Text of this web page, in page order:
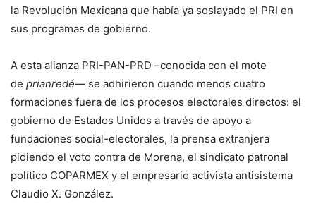
la Revolución Mexicana que había ya soslayado el PRI en
sus programas de gobierno.
A esta alianza PRI-PAN-PRD –conocida con el mote
de prianredé— se adhirieron cuando menos cuatro
formaciones fuera de los procesos electorales directos: el
gobierno de Estados Unidos a través de apoyo a
fundaciones social-electorales, la prensa extranjera
pidiendo el voto contra de Morena, el sindicato patronal
político COPARMEX y el empresario activista antisistema
Claudio X. González.